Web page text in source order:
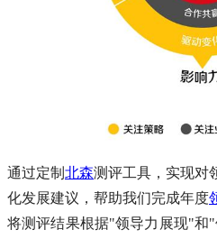
通过定制 北森测评工具，实现对
化发展建议，帮助我们完成年度
将测评结果根据"领导力展现"和